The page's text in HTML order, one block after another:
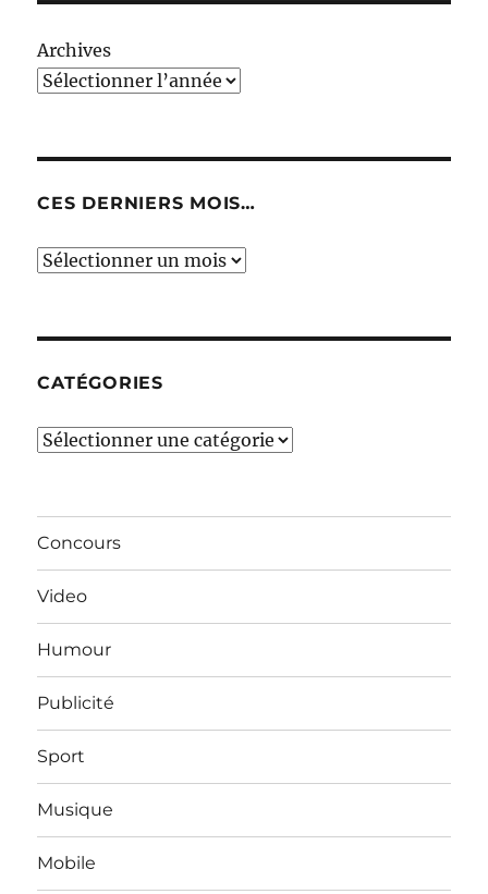
Archives
CES DERNIERS MOIS…
Ces
CATÉGORIES
Catégories
Concours
Video
Humour
Publicité
Sport
Musique
Mobile